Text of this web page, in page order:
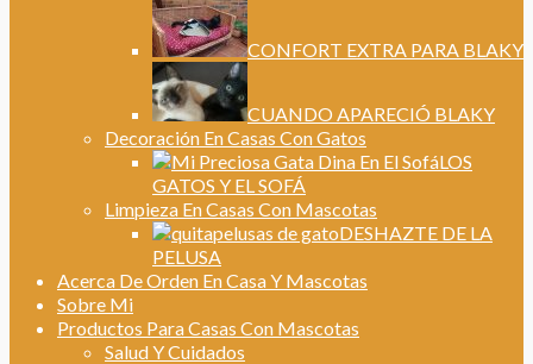
CONFORT EXTRA PARA BLAKY
CUANDO APARECIÓ BLAKY
Decoración En Casas Con Gatos
LOS
GATOS Y EL SOFÁ
Limpieza En Casas Con Mascotas
DESHAZTE DE LA
PELUSA
Acerca De Orden En Casa Y Mascotas
Sobre Mi
Productos Para Casas Con Mascotas
Salud Y Cuidados